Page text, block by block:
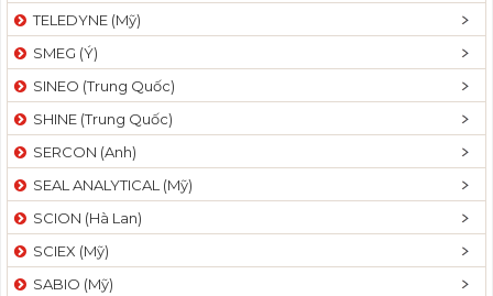
TELEDYNE (Mỹ)
SMEG (Ý)
SINEO (Trung Quốc)
SHINE (Trung Quốc)
SERCON (Anh)
SEAL ANALYTICAL (Mỹ)
SCION (Hà Lan)
SCIEX (Mỹ)
SABIO (Mỹ)